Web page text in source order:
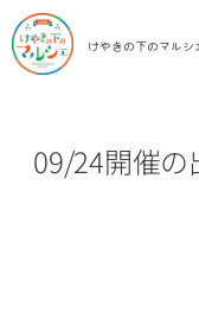
けやきの下のマルシ
09/24開催の